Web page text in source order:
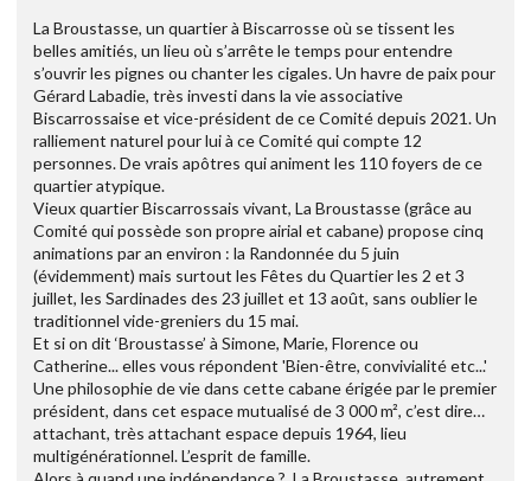
La Broustasse, un quartier à Biscarrosse où se tissent les
belles amitiés, un lieu où s’arrête le temps pour entendre
s’ouvrir les pignes ou chanter les cigales. Un havre de paix pour
Gérard Labadie, très investi dans la vie associative
Biscarrossaise et vice-président de ce Comité depuis 2021. Un
ralliement naturel pour lui à ce Comité qui compte 12
personnes. De vrais apôtres qui animent les 110 foyers de ce
quartier atypique.
Vieux quartier Biscarrossais vivant, La Broustasse (grâce au
Comité qui possède son propre airial et cabane) propose cinq
animations par an environ : la Randonnée du 5 juin
(évidemment) mais surtout les Fêtes du Quartier les 2 et 3
juillet, les Sardinades des 23 juillet et 13 août, sans oublier le
traditionnel vide-greniers du 15 mai.
Et si on dit ‘Broustasse’ à Simone, Marie, Florence ou
Catherine... elles vous répondent 'Bien-être, convivialité etc...'
Une philosophie de vie dans cette cabane érigée par le premier
président, dans cet espace mutualisé de 3 000 m², c’est dire…
attachant, très attachant espace depuis 1964, lieu
multigénérationnel. L’esprit de famille.